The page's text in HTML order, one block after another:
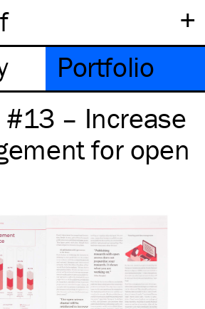
+
Portfolio
#13 – Increase
for open